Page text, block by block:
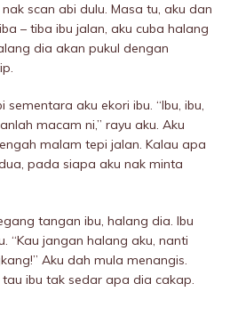
scan abi dulu. Masa tu, aku dan
– tiba ibu jalan, aku cuba halang
dia akan pukuI dengan
aku ekori ibu. “Ibu, ibu,
macam ni,” rayu aku. Aku
malam tepi jalan. Kalau apa
pada siapa aku nak minta
tangan ibu, halang dia. Ibu
“Kau jangan halang aku, nanti
Aku dah mula menangis.
ibu tak sedar apa dia cakap.